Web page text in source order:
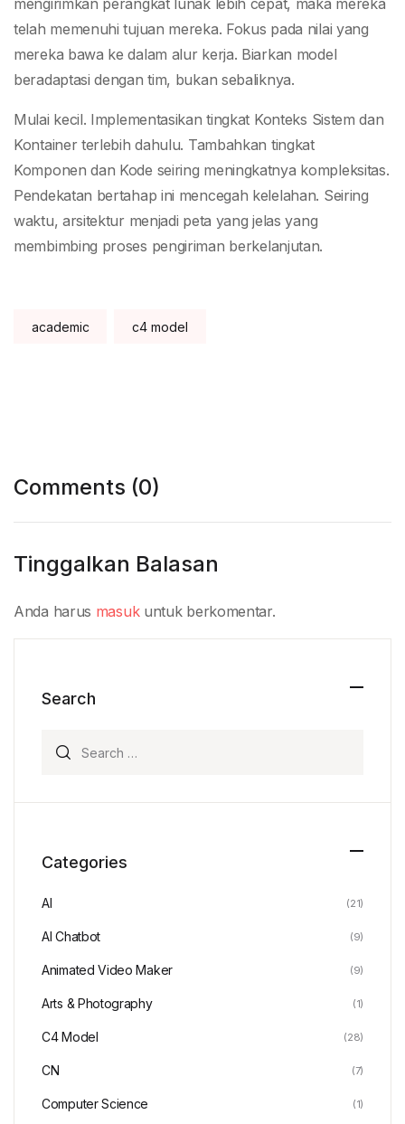
mengirimkan perangkat lunak lebih cepat, maka mereka
telah memenuhi tujuan mereka. Fokus pada nilai yang
mereka bawa ke dalam alur kerja. Biarkan model
beradaptasi dengan tim, bukan sebaliknya.
Mulai kecil. Implementasikan tingkat Konteks Sistem dan
Kontainer terlebih dahulu. Tambahkan tingkat
Komponen dan Kode seiring meningkatnya kompleksitas.
Pendekatan bertahap ini mencegah kelelahan. Seiring
waktu, arsitektur menjadi peta yang jelas yang
membimbing proses pengiriman berkelanjutan.
academic c4 model
Comments (0)
Tinggalkan Balasan
Anda harus masukuntuk berkomentar.
Search
Categories
AI (21)
AI Chatbot (9)
Animated Video Maker (9)
Arts & Photography (1)
C4 Model (28)
CN (7)
Computer Science (1)